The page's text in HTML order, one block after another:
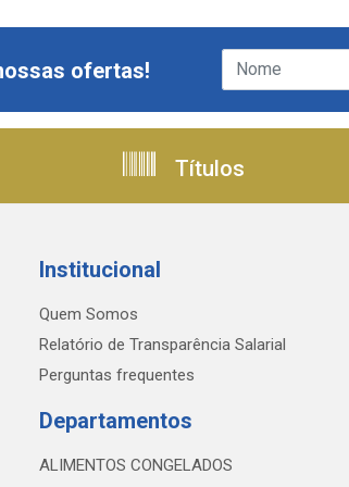
ofertas!
Títulos
Institucional
Quem Somos
Relatório de Transparência Salarial
Perguntas frequentes
Departamentos
ALIMENTOS CONGELADOS